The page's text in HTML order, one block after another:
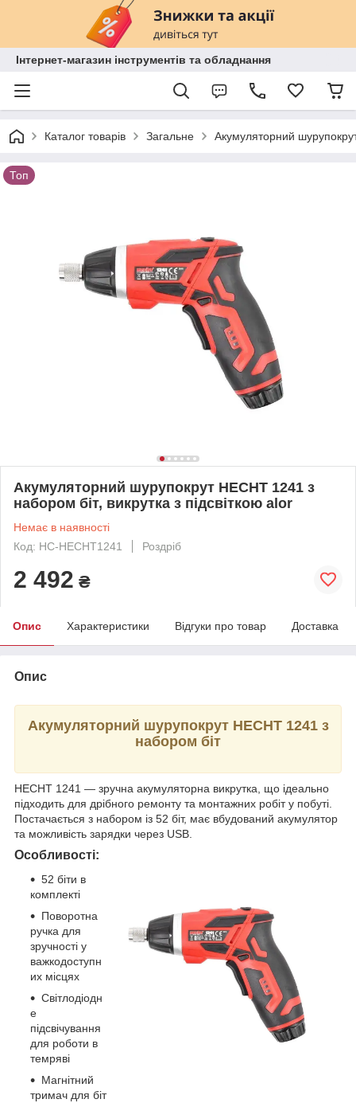
Інтернет-магазин інструментів та обладнання
Каталог товарів Загальне Акумуляторний
Топ
Акумуляторний шурупокрут HECHT 1241 з
набором біт, викрутка з підсвіткою alor
Немає в наявності
Код: HC-HECHT1241
Роздріб
2 492 ₴
Опис Характеристики Відгуки про товар Доставка
Опис
Акумуляторний шурупокрут HECHT 1241 з
набором біт
HECHT 1241 — зручна акумуляторна викрутка, що ідеально
підходить для дрібного ремонту та монтажних робіт у побуті.
Постачається з набором із 52 біт, має вбудований акумулятор
та можливість зарядки через USB.
Особливості:
52 біти в
комплекті
Поворотна
ручка для
зручності у
важкодоступн
их місцях
Світлодіодн
е
підсвічування
для роботи в
темряві
Магнітний
тримач для біт